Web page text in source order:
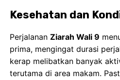
Kesehatan dan
Perjalanan Ziarah Wali 9
prima, mengingat durasi
kerap melibatkan banyak
terutama di area makam.